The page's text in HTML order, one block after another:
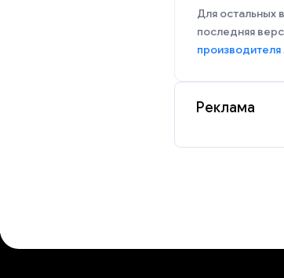
Для остальных
последняя
производителя
Реклама